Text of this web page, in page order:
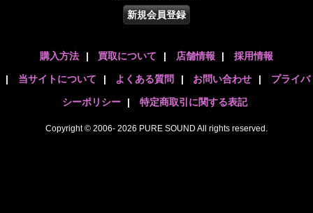
新規会員登録
購入方法 | 買取について | 店舗情報 | 採用情報
| 当サイトについて | よくある質問 | お問い合わせ | プライバ
シーポリシー | 特定商取引に関する表記
Copyright © 2006- 2026 PURE SOUND All rights reserved.